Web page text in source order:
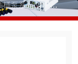
桶泵系列NDP-2